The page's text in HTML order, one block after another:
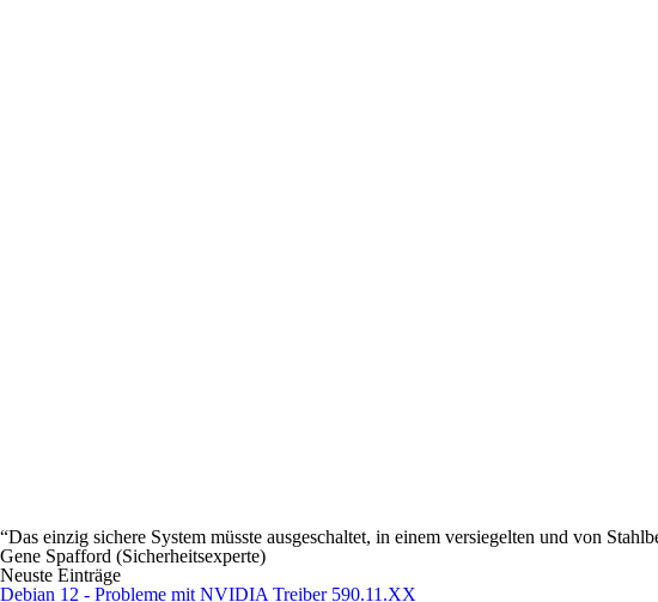
“Das einzig sichere System müsste ausgeschaltet, in einem versiegelten und von
Gene Spafford (Sicherheitsexperte)
Neuste Einträge
Debian 12 - Probleme mit NVIDIA Treiber 590.11.XX